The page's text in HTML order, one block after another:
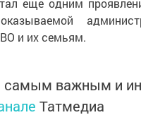
и их семьям.
самым важным и
Татмедиа